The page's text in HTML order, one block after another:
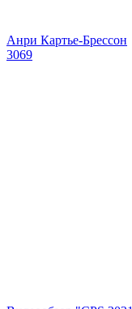
Анри Картье-Брессон
3069